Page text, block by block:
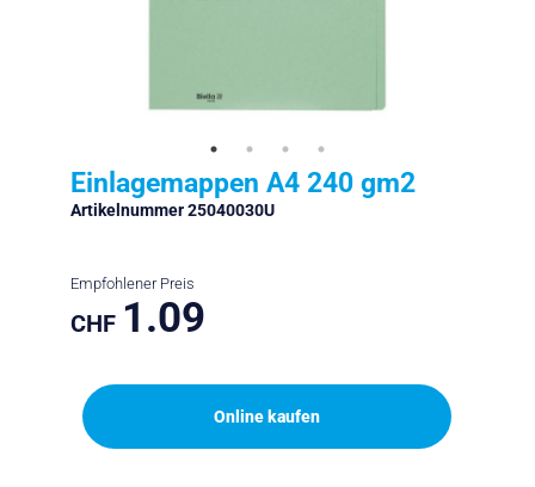
Einlagemappen A4 240 gm2
Artikelnummer 25040030U
Empfohlener Preis
CHF 1.09
Online kaufen